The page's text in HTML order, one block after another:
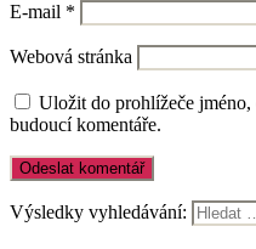
E-mail *
Webová stránka
Uložit do prohlížeče
budoucí komentáře.
Výsledky vyhledávání: